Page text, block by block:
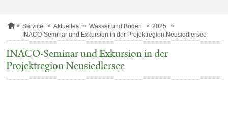
S
a
r
t
Service Aktuelles Wasser und Boden
2025
INACO-Seminar und Exkursion in der Projektregion Neusiedlersee
INACO-Seminar und Exkursion in der
Projektregion Neusiedlersee